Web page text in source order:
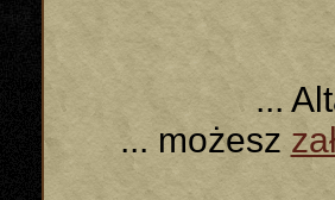
...
... możesz